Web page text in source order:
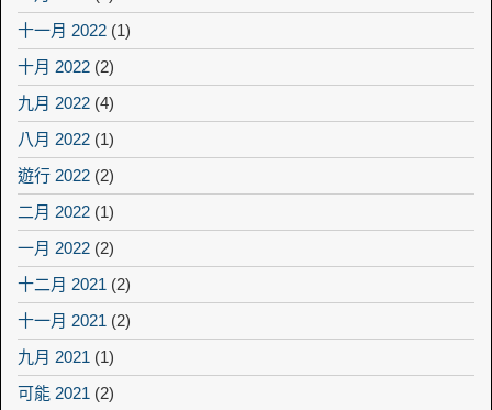
十一月 2022 (1)
十月 2022 (2)
九月 2022 (4)
八月 2022 (1)
遊行 2022 (2)
二月 2022 (1)
一月 2022 (2)
十二月 2021 (2)
十一月 2021 (2)
九月 2021 (1)
可能 2021 (2)